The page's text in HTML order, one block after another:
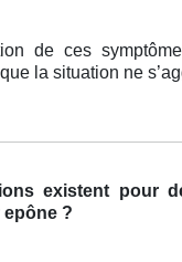
de ces
la situation ne
existent pour
?